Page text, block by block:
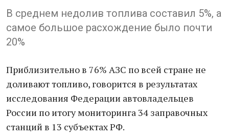
В среднем недолив топлива составил 5%, а
самое большое расхождение было почти
20%
Приблизительно в 76% АЗС по всей стране не
доливают топливо, говорится в результатах
исследования Федерации автовладельцев
России по итогу мониторинга 34 заправочных
станций в 13 субъектах РФ.